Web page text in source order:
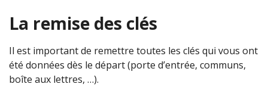
La remise des clés
Il est important de remettre toutes les clés qui vous ont
été données dès le départ (porte d’entrée, communs,
boîte aux lettres, …).